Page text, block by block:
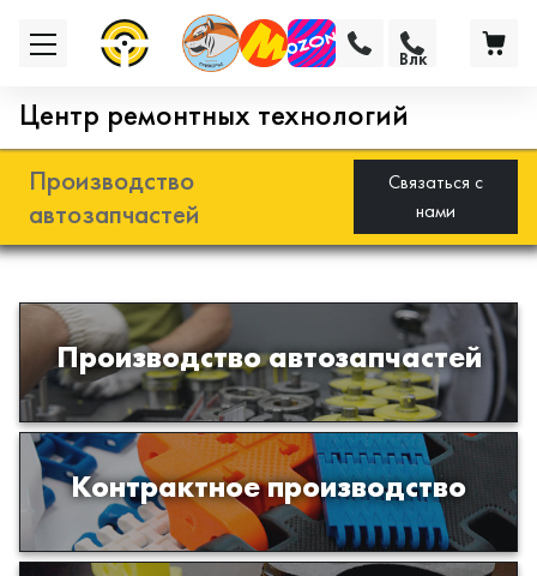
Центр ремонтных технологий
Производство
автозапчастей
Связаться с
нами
Производство автозапчастей
Разработка и производство деталей
из эластомеров для подвески
автомобиля
Контрактное производство
Производство изделий из пластиков
и полимеров по образцам либо
чертежам заказчика
Влк